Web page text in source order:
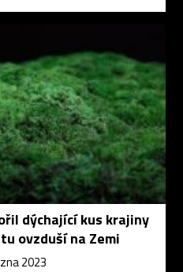
dýchající kus krajiny
ovzduší na Zemi
2023